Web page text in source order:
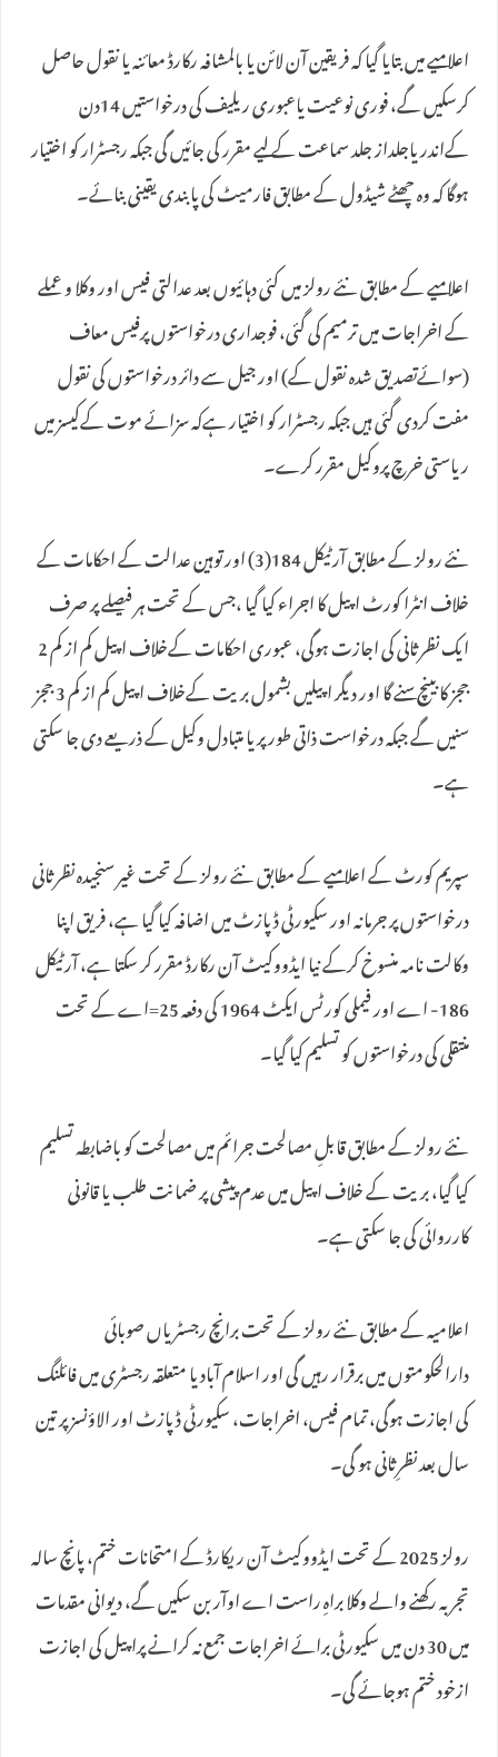
اعلامیے میں بتایا گیا کہ فریقین آن لائن یا بالمشافہ رکارڈ معائنہ یا نقول حاصل
کرسکیں گے، فوری نوعیت یاعبوری ریلیف کی درخواستیں 14دن
کےاندر یاجلداز جلد سماعت کے لیے مقرر کی جائیں گی جبکہ رجسٹرار کو اختیار
ہوگا کہ وہ چھٹے شیڈول کے مطابق فارمیٹ کی پابندی یقینی بنائے۔
اعلامیے کے مطابق نئے رولز میں کئی دہائیوں بعد عدالتی فیس اور وکلا و عملے
کے اخراجات میں ترمیم کی گئی، فوجداری درخواستوں پرفیس معاف
(سوائےتصدیق شدہ نقول کے) اور جیل سے دائر درخواستوں کی نقول
مفت کردی گئی ہیں جبکہ رجسٹرار کو اختیار ہےکہ سزائے موت کےکیسز میں
ریاستی خرچ پروکیل مقرر کرے۔
نئے رولز کے مطابق آرٹیکل 184(3) اور توہین عدالت کے احکامات کے
خلاف انٹرا کورٹ اپیل کا اجراء کیا گیا ،جس کے تحت ہر فیصلے پر صرف
ایک نظرثانی کی اجازت ہوگی، عبوری احکامات کےخلاف اپیل کم از کم 2
ججز کا بینچ سنے گا اور دیگر اپیلیں بشمول بریت کےخلاف اپیل کم از کم 3 ججز
سنیں گے جبکہ درخواست ذاتی طور پر یا متبادل وکیل کے ذریعے دی جا سکتی
ہے۔
سپریم کورٹ کے اعلامیے کے مطابق نئے رولز کے تحت غیر سنجیدہ نظرثانی
درخواستوں پر جرمانہ اور سکیورٹی ڈپازٹ میں اضافہ کیا گیا ہے، فریق اپنا
وکالت نامہ منسوخ کرکے نیا ایڈووکیٹ آن رکارڈ مقرر کر سکتا ہے، آرٹیکل
186- اے اور فیملی کورٹس ایکٹ 1964 کی دفعہ 25=اے کے تحت
منتقلی کی درخواستوں کو تسلیم کیا گیا۔
نئے رولز کے مطابق قابلِ مصالحت جرائم میں مصالحت کو باضابطہ تسلیم
کیا گیا، بریت کے خلاف اپیل میں عدم پیشی پر ضمانت طلب یا قانونی
کارروائی کی جا سکتی ہے۔
اعلامیہ کے مطابق نئے رولز کے تحت برانچ رجسٹریاں صوبائی
دارالحکومتوں میں برقرار رہیں گی اور اسلام آباد یا متعلقہ رجسٹری میں فائلنگ
کی اجازت ہوگی، تمام فیس، اخراجات، سکیورٹی ڈپازٹ اور الاؤنسز پر تین
سال بعد نظرِثانی ہو گی۔
رولز 2025 کے تحت ایڈووکیٹ آن ریکارڈ کے امتحانات ختم، پانچ سالہ
تجربہ رکھنے والے وکلا براہِ راست اے اوآر بن سکیں گے، دیوانی مقدمات
میں 30 دن میں سکیورٹی برائے اخراجات جمع نہ کرانے پراپیل کی اجازت
ازخود ختم ہوجائے گی۔